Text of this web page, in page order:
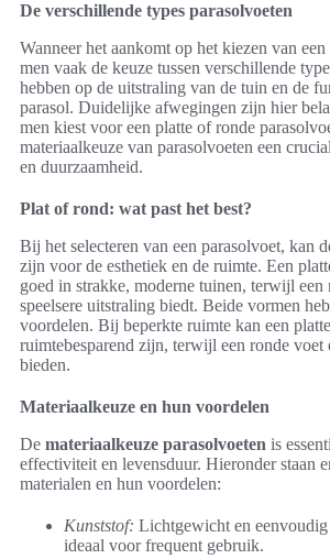
De verschillende types parasolvoeten
Wanneer het aankomt op het kiezen van
men vaak de keuze tussen verschillende
hebben op de uitstraling van de tuin en de
parasol. Duidelijke afwegingen zijn hier
men kiest voor een platte of ronde
materiaalkeuze van parasolvoeten een
en duurzaamheid.
Plat of rond: wat past het best?
Bij het selecteren van een parasolvoet, kan
zijn voor de esthetiek en de ruimte. Een
goed in strakke, moderne tuinen, terwijl een
speelsere uitstraling biedt. Beide vormen
voordelen. Bij beperkte ruimte kan een
ruimtebesparend zijn, terwijl een ronde voet
bieden.
Materiaalkeuze en hun voordelen
De materiaalkeuze parasolvoeten is
effectiviteit en levensduur. Hieronder staan
materialen en hun voordelen:
Kunststof: Lichtgewicht en eenvoudig
ideaal voor frequent gebruik.